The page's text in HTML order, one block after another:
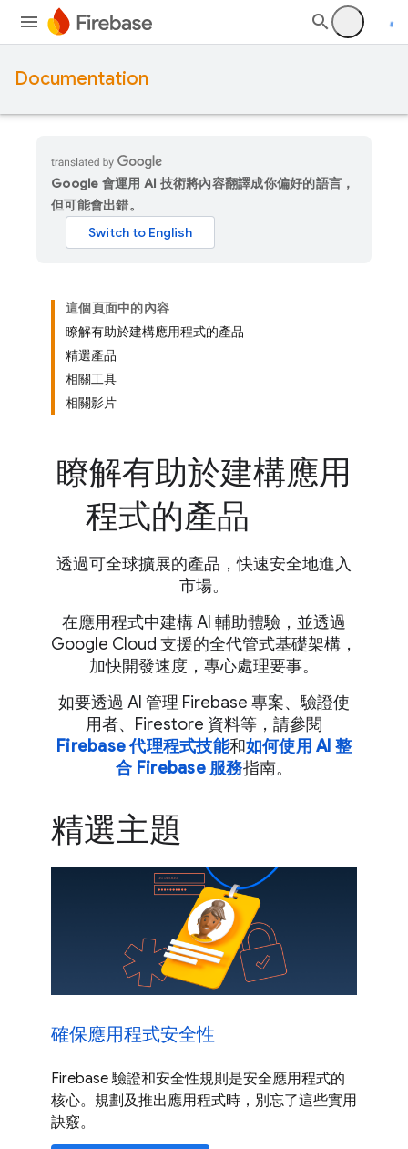
Documentation
Google 會運用 AI 技術將內容翻譯成你偏好的語言，
但可能會出錯。
這個頁面中的內容
瞭解有助於建構應用程式的產品
精選產品
相關工具
相關影片
瞭解有助於建構應用
程式的產品
透過可全球擴展的產品，快速安全地進入
市場。
在應用程式中建構 AI 輔助體驗，並透過
Google Cloud 支援的全代管式基礎架構，
加快開發速度，專心處理要事。
如要透過 AI 管理 Firebase 專案、驗證使
用者、Firestore 資料等，請參閱
Firebase 代理程式技能和如何使用 AI 整
合 Firebase 服務指南。
精選主題
確保應用程式安全性
Firebase 驗證和安全性規則是安全應用程式的
核心。規劃及推出應用程式時，別忘了這些實用
訣竅。